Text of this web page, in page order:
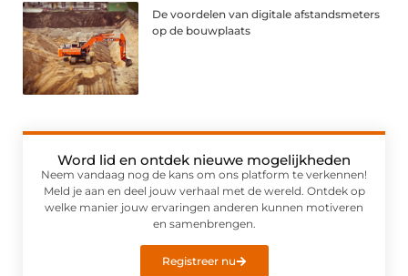
De voordelen van digitale afstandsmeters
op de bouwplaats
Word lid en ontdek nieuwe mogelijkheden
Neem vandaag nog de kans om ons platform te verkennen!
Meld je aan en deel jouw verhaal met de wereld. Ontdek op
welke manier jouw ervaringen anderen kunnen motiveren
en samenbrengen.
Registreer nu